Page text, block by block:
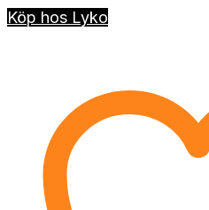
Köp hos Lyko